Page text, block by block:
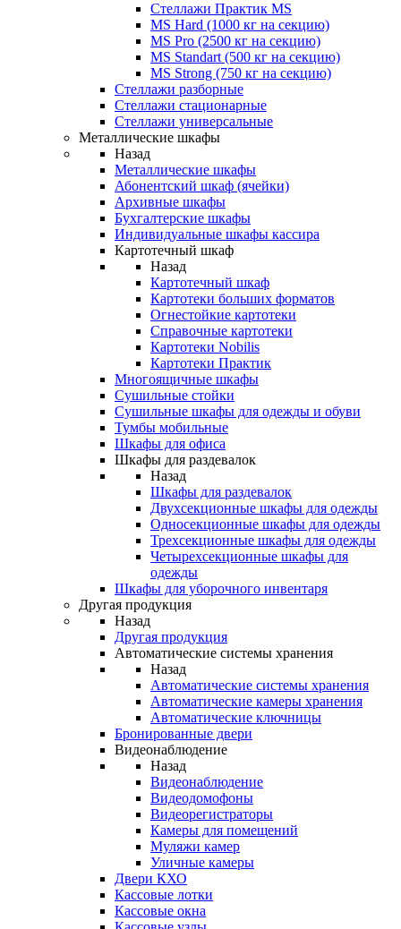
Стеллажи Практик MS
MS Hard (1000 кг на секцию)
MS Pro (2500 кг на секцию)
MS Standart (500 кг на секцию)
MS Strong (750 кг на секцию)
Стеллажи разборные
Стеллажи стационарные
Стеллажи универсальные
Металлические шкафы
Назад
Металлические шкафы
Абонентский шкаф (ячейки)
Архивные шкафы
Бухгалтерские шкафы
Индивидуальные шкафы кассира
Картотечный шкаф
Назад
Картотечный шкаф
Картотеки больших форматов
Огнестойкие картотеки
Справочные картотеки
Картотеки Nobilis
Картотеки Практик
Многоящичные шкафы
Сушильные стойки
Сушильные шкафы для одежды и обуви
Тумбы мобильные
Шкафы для офиса
Шкафы для раздевалок
Назад
Шкафы для раздевалок
Двухсекционные шкафы для одежды
Односекционные шкафы для одежды
Трехсекционные шкафы для одежды
Четырехсекционные шкафы для
одежды
Шкафы для уборочного инвентаря
Другая продукция
Назад
Другая продукция
Автоматические системы хранения
Назад
Автоматические системы хранения
Автоматические камеры хранения
Автоматические ключницы
Бронированные двери
Видеонаблюдение
Назад
Видеонаблюдение
Видеодомофоны
Видеорегистраторы
Камеры для помещений
Муляжи камер
Уличные камеры
Двери КХО
Кассовые лотки
Кассовые окна